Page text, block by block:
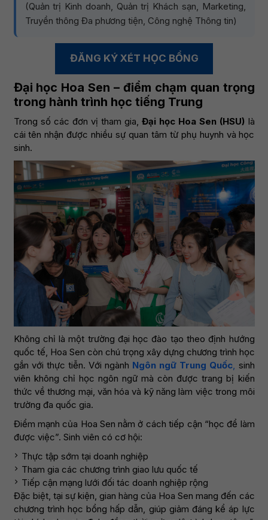
(Quản trị Kinh doanh, Quản trị Khách sạn, Marketing,
Truyền thông Đa phương tiện, Công nghệ Thông tin)
ĐĂNG KÝ XÉT HỌC BỔNG
Đại học Hoa Sen – điểm chạm quan trọng
trong hành trình học tiếng Trung
Trong số các đơn vị tham gia,Đại học Hoa Sen (HSU) là
cái tên nhận được nhiều sự quan tâm từ phụ huynh và học
sinh.
Không chỉ là một trường đại học đào tạo theo định hướng
quốc tế, Hoa Sen còn chú trọng xây dựng chương trình học
gắn với thực tiễn. Với ngành Ngôn ngữ Trung Quốc, sinh
viên không chỉ học ngôn ngữ mà còn được trang bị kiến
thức về thương mại, văn hóa và kỹ năng làm việc trong môi
trường đa quốc gia.
Điểm mạnh của Hoa Sen nằm ở cách tiếp cận “học để làm
được việc”. Sinh viên có cơ hội:
Thực tập sớm tại doanh nghiệp
Tham gia các chương trình giao lưu quốc tế
Tiếp cận mạng lưới đối tác doanh nghiệp rộng
Đặc biệt, tại sự kiện, gian hàng của Hoa Sen mang đến các
chương trình học bổng hấp dẫn, giúp giảm đáng kể áp lực